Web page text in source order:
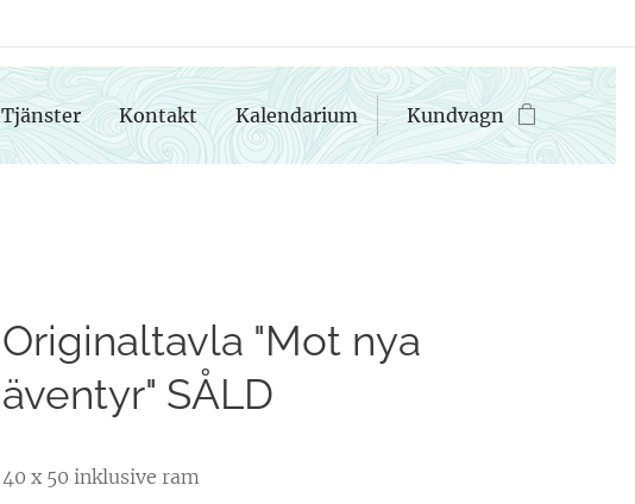
Tjänster Kontakt Kalendarium Kundvagn
Originaltavla "Mot nya
äventyr" SÅLD
40 x 50 inklusive ram